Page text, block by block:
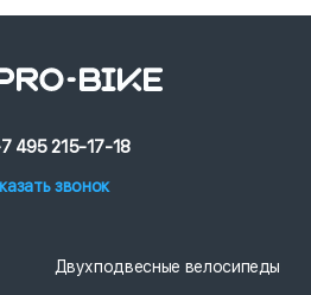
495 215-17-18
звонок
Двухподвесные велосипеды